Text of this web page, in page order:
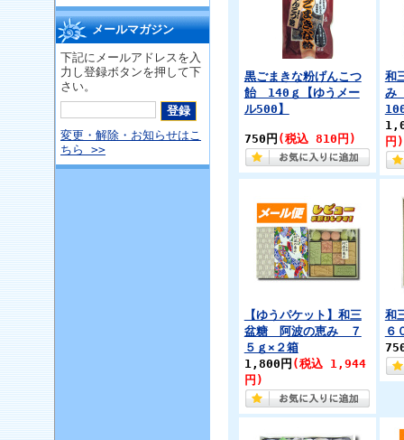
メールマガジン
下記にメールアドレスを入
力し登録ボタンを押して下
さい。
変更・解除・お知らせはこ
ちら >>
黒ごまきな粉げんこつ
飴 140ｇ【ゆうメー
ル500】
750円 (税込 810円)
和
み
円)
【ゆうパケット】和三
盆糖 阿波の恵み ７
５ｇ×２箱
1,800円 (税込 1,944
円)
和
６